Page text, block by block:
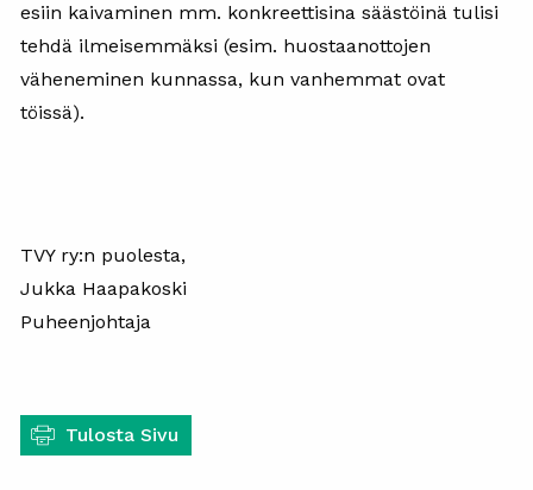
esiin kaivaminen mm. konkreettisina säästöinä tulisi
tehdä ilmeisemmäksi (esim. huostaanottojen
väheneminen kunnassa, kun vanhemmat ovat
töissä).
TVY ry:n puolesta,
Jukka Haapakoski
Puheenjohtaja
Tulosta Sivu